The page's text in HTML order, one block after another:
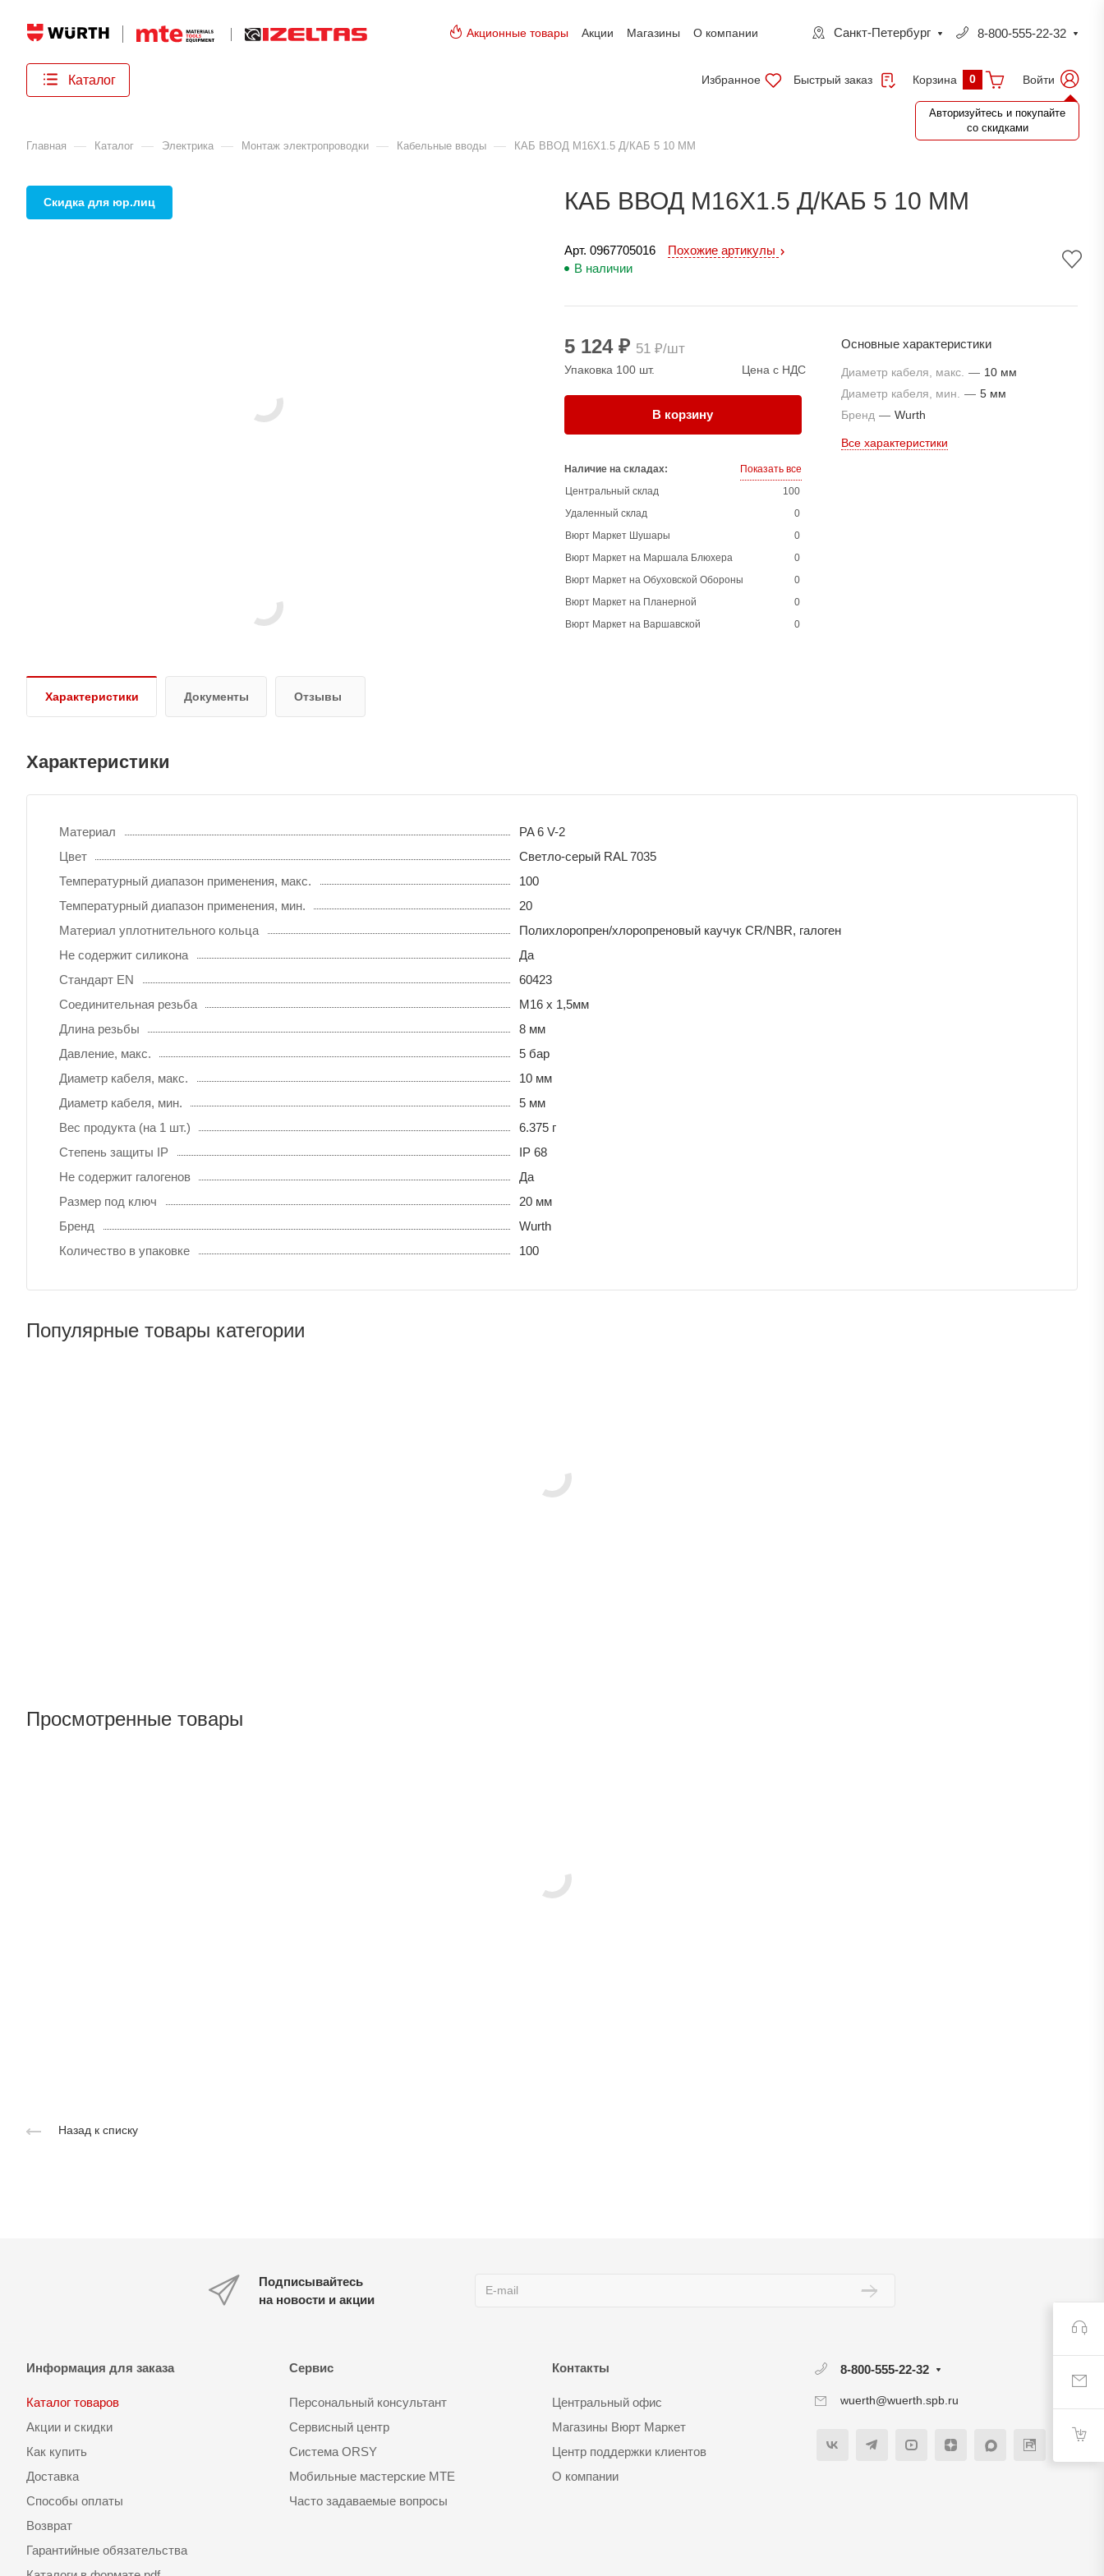
Акционные товары Акции Магазины О компании Санкт-Петербург 8-800-555-22-32
Каталог Избранное Быстрый заказ Корзина 0 Войти
Авторизуйтесь и покупайте
со скидками
Главная
— Каталог — Электрика — Монтаж электропроводки — Кабельные вводы — КАБ ВВОД М16Х1.5 Д/КАБ 5 10 ММ
Скидка для юр.лиц КАБ ВВОД М16Х1.5 Д/КАБ 5 10 ММ
Арт. 0967705016
Похожие артикулы
В наличии
5 124 ₽ 51 ₽/шт
Упаковка 100 шт. Цена с НДС
В корзину
Наличие на складах:
Показать все
Центральный склад
100
Удаленный склад
0
Вюрт Маркет Шушары
0
Вюрт Маркет на Маршала Блюхера
0
Вюрт Маркет на Обуховской Обороны
0
Вюрт Маркет на Планерной
0
Вюрт Маркет на Варшавской
0
Основные характеристики
Диаметр кабеля, макс. — 10 мм
Диаметр кабеля, мин. — 5 мм
Бренд — Wurth
Все характеристики
Характеристики Документы Отзывы
Характеристики
Материал
PA 6 V-2
Цвет
Светло-серый RAL 7035
Температурный диапазон применения, макс.
100
Температурный диапазон применения, мин.
20
Материал уплотнительного кольца
Полихлоропрен/хлоропреновый каучук CR/NBR, галоген
Не содержит силикона
Да
Стандарт EN
60423
Соединительная резьба
M16 x 1,5мм
Длина резьбы
8 мм
Давление, макс.
5 бар
Диаметр кабеля, макс.
10 мм
Диаметр кабеля, мин.
5 мм
Вес продукта (на 1 шт.)
6.375 г
Степень защиты IP
IP 68
Не содержит галогенов
Да
Размер под ключ
20 мм
Бренд
Wurth
Количество в упаковке
100
Популярные товары категории
Просмотренные товары
Назад к списку
Подписывайтесь
на новости и акции
Информация для заказа
Каталог товаров
Акции и скидки
Как купить
Доставка
Способы оплаты
Возврат
Гарантийные обязательства
Сервис
Персональный консультант
Сервисный центр
Система ORSY
Мобильные мастерские MTE
Часто задаваемые вопросы
Контакты
Центральный офис
Магазины Вюрт Маркет
Центр поддержки клиентов
О компании
8-800-555-22-32
wuerth@wuerth.spb.ru